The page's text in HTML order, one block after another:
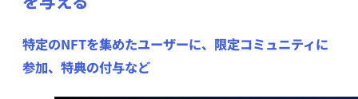
特定のNFTを集めたユーザーに、限定コミュニティに
参加、特典の付与など